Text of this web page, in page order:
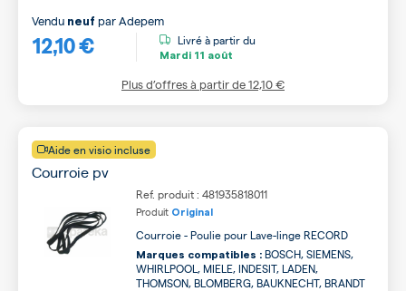
12,10 €
Vendu neuf parAdepem
Livré à partir du
Mardi 11 août
Plus d’offres à partir de12,10 €
Aide en visio incluse
Courroie pv
Ref. produit : 481935818011
Produit Original
Courroie - Poulie pour Lave-linge RECORD
Marques compatibles : BOSCH, SIEMENS,
WHIRLPOOL, MIELE, INDESIT, LADEN,
THOMSON, BLOMBERG, BAUKNECHT, BRANDT